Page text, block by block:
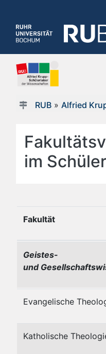
RUB» Alfried
im
Fakultät
Geistes-
und
Evangelische
Katholische